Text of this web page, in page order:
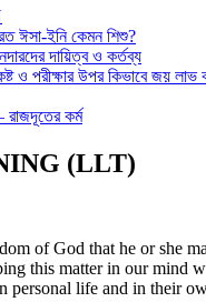
ঈসা-ইনি কেমন শিশু?
দায়িত্ব ও কর্তব্য
পরীক্ষার উপর কিভাবে জয় লাভ
কর্ম
(LLT)
of God that he or she
this matter in our mind
personal life and in their